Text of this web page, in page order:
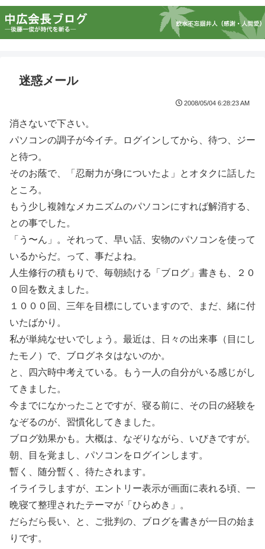
迷惑メール
2008/05/04 6:28:23 AM
消さないで下さい。
パソコンの調子が今イチ。ログインしてから、待つ、ジー
と待つ。
そのお蔭で、「忍耐力が身についたよ」とオタクに話した
ところ。
もう少し複雑なメカニズムのパソコンにすれば解消する、
との事でした。
「う〜ん」。それって、早い話、安物のパソコンを使って
いるからだ。って、事だよね。
人生修行の積もりで、毎朝続ける「ブログ」書きも、２０
０回を数えました。
１０００回、三年を目標にしていますので、まだ、緒に付
いたばかり。
私が単純なせいでしょう。最近は、日々の出来事（目にし
たモノ）で、ブログネタはないのか。
と、四六時中考えている。もう一人の自分がいる感じがし
てきました。
今までになかったことですが、寝る前に、その日の経験を
なぞるのが、習慣化してきました。
ブログ効果かも。大概は、なぞりながら、いびきですが。
朝、目を覚まし、パソコンをログインします。
暫く、随分暫く、待たされます。
イライラしますが、エントリー表示が画面に表れる頃、一
晩寝て整理されたテーマが「ひらめき」。
だらだら長い、と、ご批判の、ブログを書きが一日の始ま
りです。